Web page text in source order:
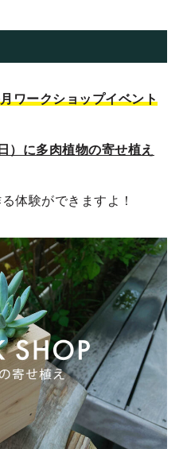
ワークショップイベント
）に多肉植物の寄せ植え
体験ができますよ！